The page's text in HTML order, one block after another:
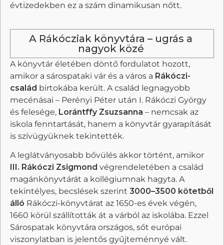
évtizedekben ez a szám dinamikusan nőtt.
A Rákócziak könyvtára – ugrás a
nagyok közé
A könyvtár életében döntő fordulatot hozott,
amikor a sárospataki vár és a város a Rákóczi-
család birtokába került. A család legnagyobb
mecénásai – Perényi Péter után I. Rákóczi György
és felesége, Lorántffy Zsuzsanna – nemcsak az
iskola fenntartását, hanem a könyvtár gyarapítását
is szívügyüknek tekintették.
A leglátványosabb bővülés akkor történt, amikor
III. Rákóczi Zsigmond végrendeletében a család
magánkönyvtárát a kollégiumnak hagyta. A
tekintélyes, becslések szerint 3000–3500 kötetből
álló Rákóczi-könyvtárat az 1650-es évek végén,
1660 körül szállították át a várból az iskolába. Ezzel
Sárospatak könyvtára országos, sőt európai
viszonylatban is jelentős gyűjteménnyé vált.